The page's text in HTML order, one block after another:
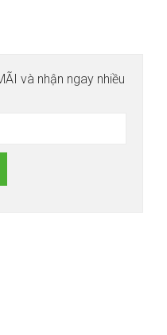
và nhận ngay nhiều